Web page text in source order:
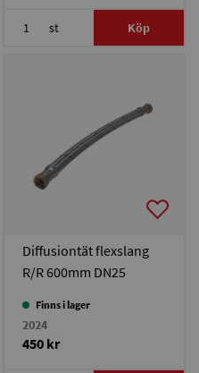
st Köp
Diffusiontät flexslang
R/R 600mm DN25
Finns i lager
2024
450 kr